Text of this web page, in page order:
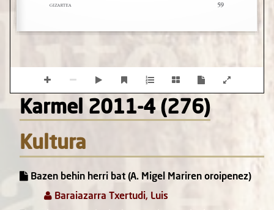
Karmel 2011-4 (276)
Kultura
Bazen behin herri bat (A. Migel Mariren oroipenez)
Baraiazarra Txertudi, Luis